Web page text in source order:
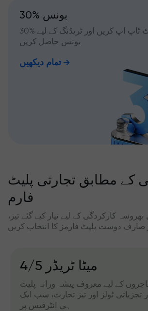
30% بونس
اپنا اکاؤنٹ ٹاپ اپ کریں اور ٹریڈنگ کے لیے %30
بونس حاصل کریں
تمام دیکھیں
کے مطابق تجارتی پلیٹ
فارم
کارکردگی کے لیے تیار کیے گئے تیز،
صارف دوست پلیٹ فارمز کا انتخاب کریں
میٹا ٹریڈر 4/5
تاجروں کے لیے معروف پیشہ ورانہ پلیٹ
تجزیاتی ٹولز اور تیز تجارت، سب ایک
ہی انٹرفیس پر